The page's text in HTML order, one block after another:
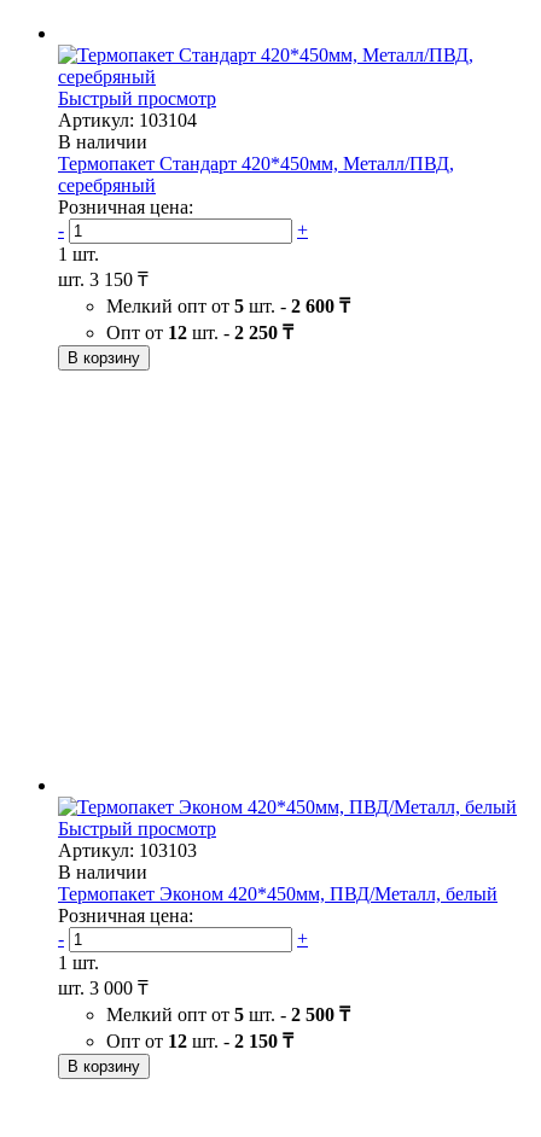
Быстрый просмотр
Артикул: 103104
В наличии
Термопакет Стандарт 420*450мм, Металл/ПВД,
серебряный
Розничная цена:
-
+
1 шт.
шт. 3 150 ₸
Мелкий опт от 5 шт. - 2 600 ₸
Опт от 12 шт. - 2 250 ₸
В корзину
Быстрый просмотр
Артикул: 103103
В наличии
Термопакет Эконом 420*450мм, ПВД/Металл, белый
Розничная цена:
-
+
1 шт.
шт. 3 000 ₸
Мелкий опт от 5 шт. - 2 500 ₸
Опт от 12 шт. - 2 150 ₸
В корзину